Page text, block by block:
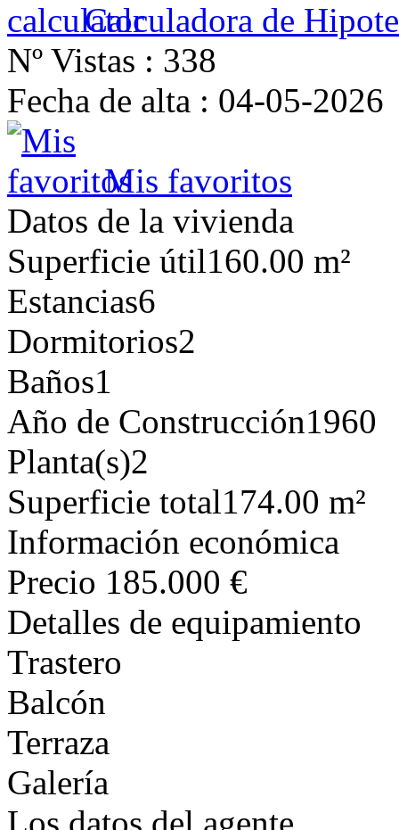
Calculadora de
Nº Vistas : 338
Fecha de alta : 04-05-2026
Mis favoritos
Datos de la vivienda
Superficie útil160.00 m²
Estancias6
Dormitorios2
Baños1
Año de Construcción1960
Planta(s)2
Superficie total174.00 m²
Información económica
Precio 185.000 €
Detalles de equipamiento
Trastero
Balcón
Terraza
Galería